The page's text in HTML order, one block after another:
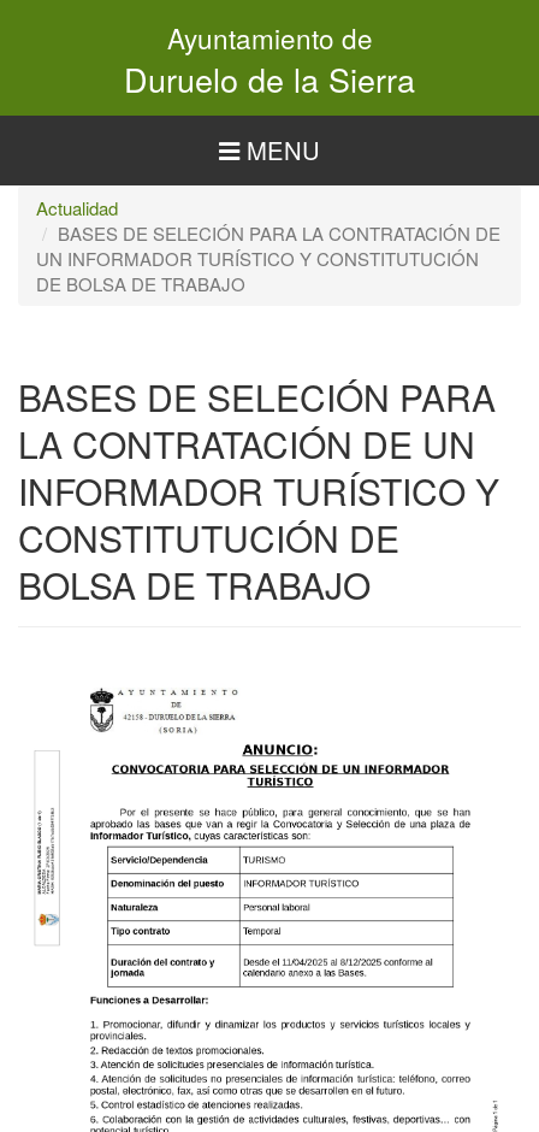
Ayuntamiento de
Duruelo de la Sierra
MENU
Actualidad
BASES DE SELECIÓN PARA LA CONTRATACIÓN DE
UN INFORMADOR TURÍSTICO Y CONSTITUTUCIÓN
DE BOLSA DE TRABAJO
BASES DE SELECIÓN PARA
LA CONTRATACIÓN DE UN
INFORMADOR TURÍSTICO Y
CONSTITUTUCIÓN DE
BOLSA DE TRABAJO